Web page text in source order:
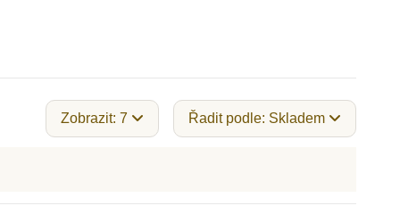
Zobrazit: 7 Řadit podle: Skladem